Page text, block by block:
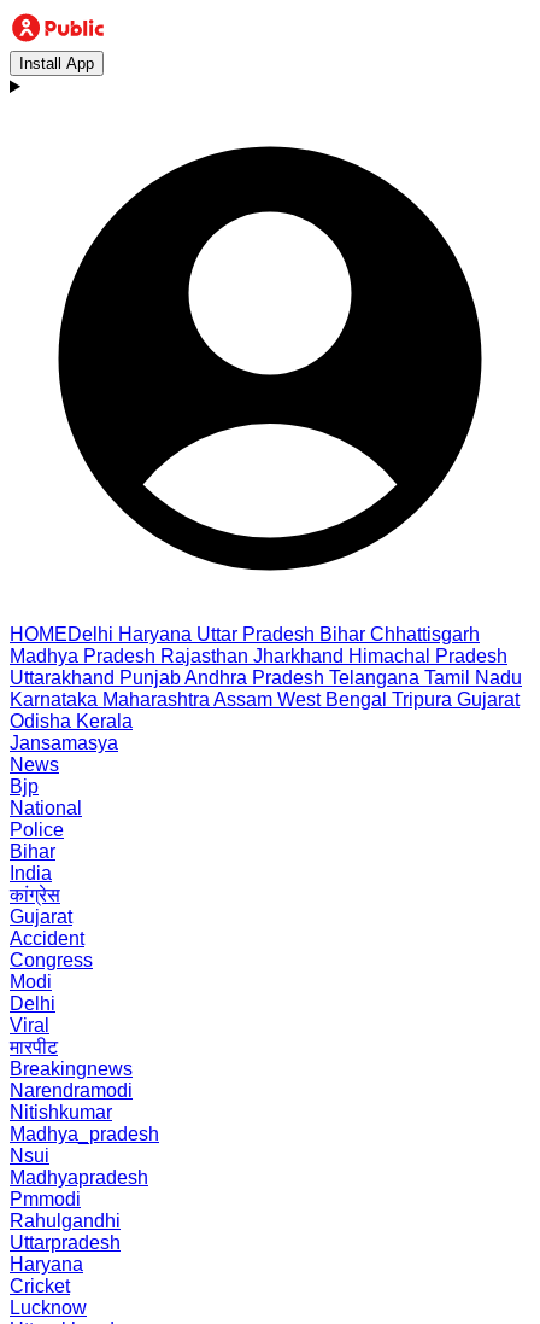
Install App
HOMEDelhi Haryana Uttar Pradesh Bihar Chhattisgarh
Madhya Pradesh Rajasthan Jharkhand Himachal Pradesh
Uttarakhand PunjabAndhra Pradesh Telangana Tamil Nadu
Karnataka Maharashtra Assam West Bengal Tripura Gujarat
Odisha Kerala
Jansamasya
News
Bjp
National
Police
Bihar
India
कांग्रेस
Gujarat
Accident
Congress
Modi
Delhi
Viral
मारपीट
Breakingnews
Narendramodi
Nitishkumar
Madhya_pradesh
Nsui
Madhyapradesh
Pmmodi
Rahulgandhi
Uttarpradesh
Haryana
Cricket
Lucknow